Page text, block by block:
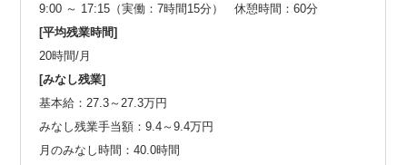
9:00 ～ 17:15（実働：7時間15分） 休憩時間：60分
[平均残業時間]
20時間/月
[みなし残業]
基本給：27.3～27.3万円
みなし残業手当額：9.4～9.4万円
月のみなし時間：40.0時間